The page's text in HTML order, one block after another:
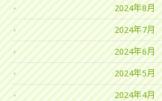
2024年8月
2024年7月
2024年6月
2024年5月
2024年4月